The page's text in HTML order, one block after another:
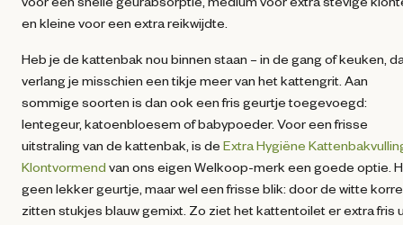
en kleine voor een extra reikwijdte.
Heb je de kattenbak nou binnen staan – in de gang of keuken,
verlang je misschien een tikje meer van het kattengrit. Aan
sommige soorten is dan ook een fris geurtje toegevoegd:
lentegeur, katoenbloesem of babypoeder. Voor een frisse
uitstraling van de kattenbak, is de Extra Hygiëne
Klontvormend van ons eigen Welkoop-merk een goede optie.
geen lekker geurtje, maar wel een frisse blik: door de witte
zitten stukjes blauw gemixt. Zo ziet het kattentoilet er extra fris